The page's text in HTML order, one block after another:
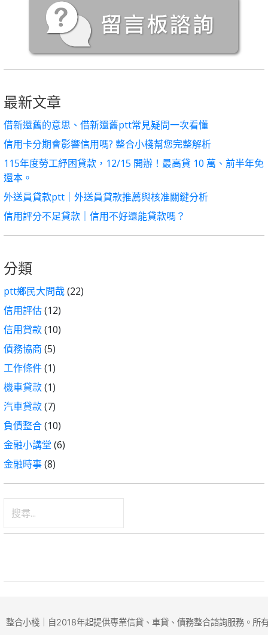
最新文章
借新還舊的意思、借新還舊ptt常見疑問一次看懂
信用卡分期會影響信用嗎? 整合小棧幫您完整解析
115年度勞工紓困貸款，12/15 開辦！最高貸 10 萬、前半年免
還本。
外送員貸款ptt｜外送員貸款推薦與核准關鍵分析
信用評分不足貸款｜信用不好還能貸款嗎？
分類
ptt鄉民大問哉(22)
信用評估(12)
信用貸款(10)
債務協商 (5)
工作條件(1)
機車貸款(1)
汽車貸款(7)
負債整合(10)
金融小講堂 (6)
金融時事(8)
尋
關
整合小棧｜自2018年起提供專業信貸、車貸、債務整合諮詢服務。所